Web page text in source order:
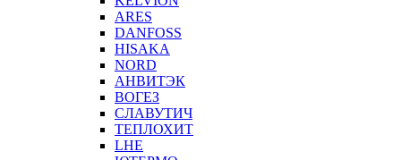
ARES
DANFOSS
HISAKA
NORD
АНВИТЭК
ВОГЕЗ
СЛАВУТИЧ
ТЕПЛОХИТ
LHE